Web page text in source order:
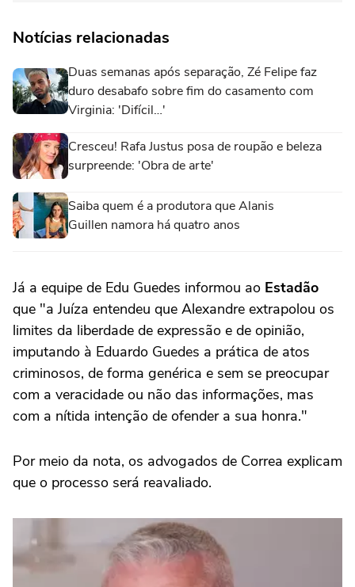
Notícias relacionadas
Duas semanas após separação, Zé Felipe faz
duro desabafo sobre fim do casamento com
Virginia: 'Difícil…'
Cresceu! Rafa Justus posa de roupão e beleza
surpreende: 'Obra de arte'
Saiba quem é a produtora que Alanis
Guillen namora há quatro anos
Já a equipe de Edu Guedes informou ao Estadão
que "a Juíza entendeu que Alexandre extrapolou os
limites da liberdade de expressão e de opinião,
imputando à Eduardo Guedes a prática de atos
criminosos, de forma genérica e sem se preocupar
com a veracidade ou não das informações, mas
com a nítida intenção de ofender a sua honra."
Por meio da nota, os advogados de Correa explicam
que o processo será reavaliado.